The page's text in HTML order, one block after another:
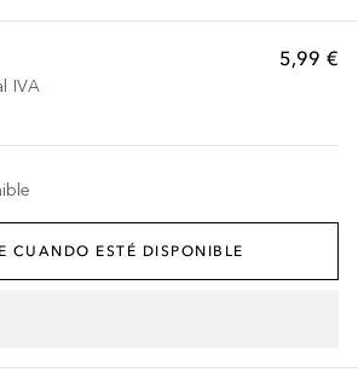
5,99 €
IVA
CUANDO ESTÉ DISPONIBLE